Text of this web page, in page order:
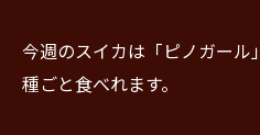
今週のスイカは「ピノガール
種ごと食べれます。